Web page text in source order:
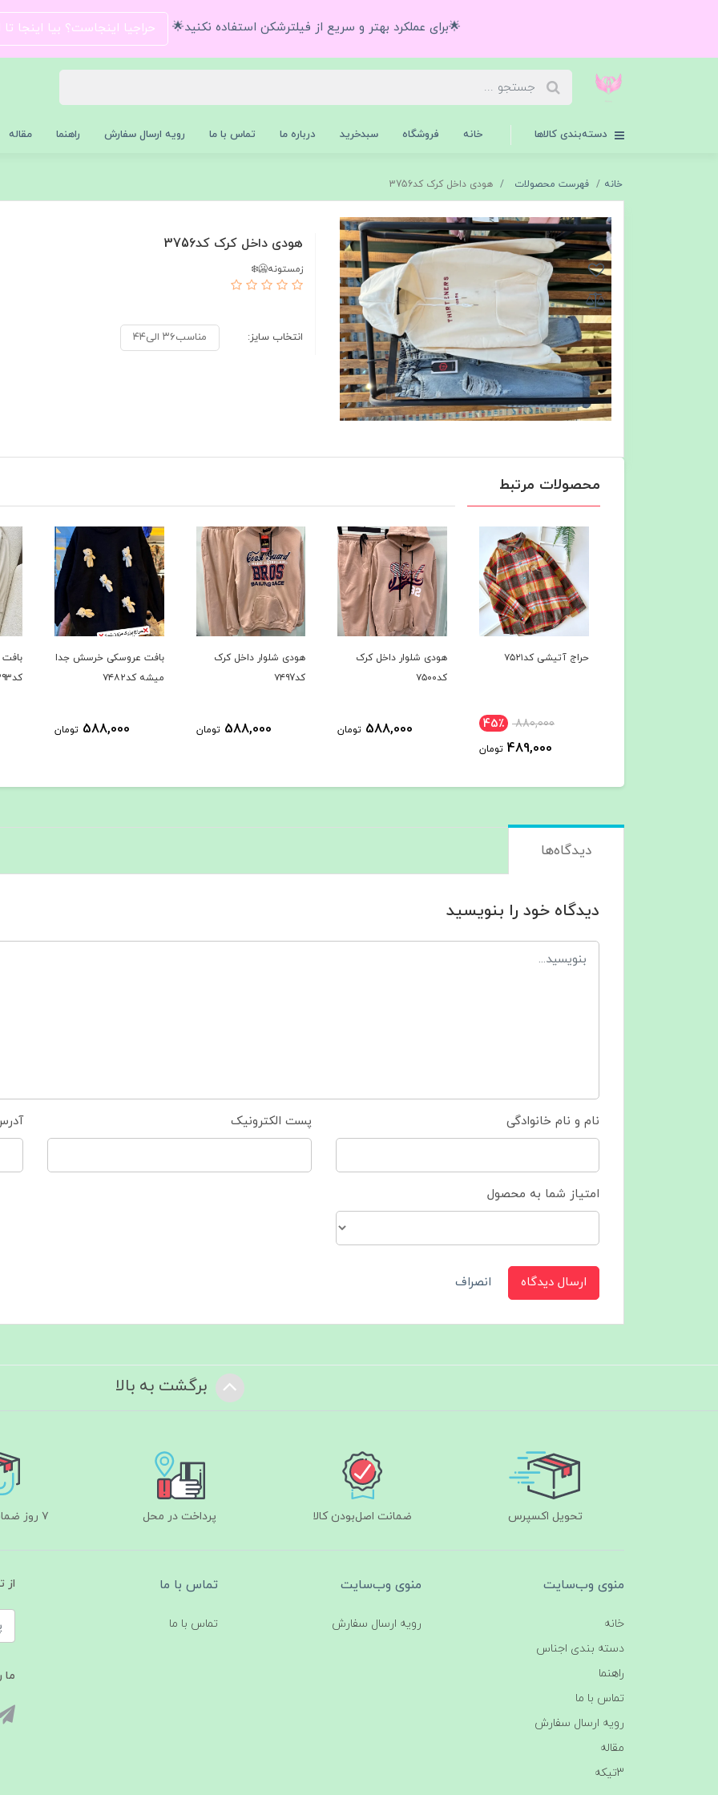
🌟برای عملکرد بهتر و سریع از فیلترشکن استفاده نکنید🌟 حراجیا اینجاست؟ بیا اینجا
دسته‌بندی کالاها خانه فروشگاه سبدخرید درباره ما تماس با ما رویه ارسال سفارش راهنما مقاله
خانه فهرست محصولات هودی داخل کرک کد3756
هودی داخل کرک کد3756
زمستونه🥶❄️
انتخاب سایز: مناسب۳۶ الی۴۴
محصولات مرتبط
هودی شلوار داخل کرک
588,000 تومان
هودی شلوار داخل کرک
کد۷۴۹7
588,000 تومان
بافت عروسکی خرسش جدا
میشه کد۷۴۸۲
588,000 تومان
بافت دوتیکه پر فروش
کد۷۳۹۳
1,289,000 تومان
دیدگاه‌ها
دیدگاه خود را بنویسید
نام و نام خانوادگی پست الکترونیک
امتیاز شما به محصول
ارسال دیدگاه انصراف
برگشت به بالا
تحویل اکسپرس ضمانت اصل‌بودن کالا پرداخت در محل ۷ روز ضمانت بازگشت
منوی وب‌سایت
خانه
دسته بندی اجناس
راهنما
تماس با ما
رویه ارسال سفارش
مقاله
3تیکه
منوی وب‌سایت
رویه ارسال سفارش
تماس با ما
تماس با ما
از
ما